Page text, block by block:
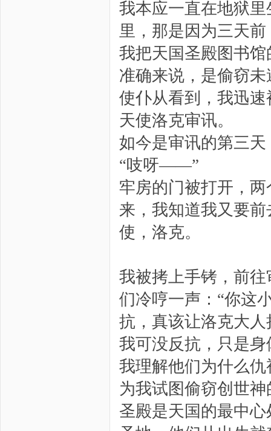
我本应一直在地狱
里，那是因为三天
我把天国圣殿图书
准确来说，是偷窃
使仆从看到，我迅
天使洛克审讯。
如今是审讯的第三
“吱呀——”
牢房的门被打开，
来，我知道我又要
使，洛克。
我被拷上手铐，前
们冷哼一声：“你这
抗，真该让洛克大人
我可没反抗，只是
我理解他们为什么
为我试图偷窃创世
圣殿是天国的最中